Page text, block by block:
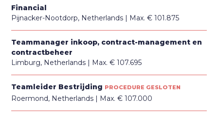
Financial
Pijnacker-Nootdorp, Netherlands
Max. € 101.875
Teammanager inkoop, contract-management en
contractbeheer
Limburg, Netherlands
Max. € 107.695
Teamleider Bestrijding PROCEDURE GESLOTEN
Roermond, Netherlands Max. € 107.000